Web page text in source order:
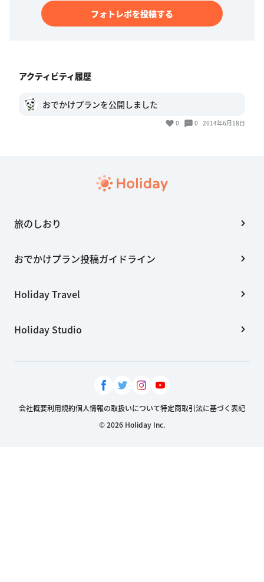
フォトレポを投稿する
アクティビティ履歴
おでかけプランを公開しました
0 0 2014年6月18日
旅のしおり
おでかけプラン投稿ガイドライン
Holiday Travel
Holiday Studio
会社概要利用規約個人情報の取扱いについて特定商取引法に基づく表記
© 2026 Holiday Inc.